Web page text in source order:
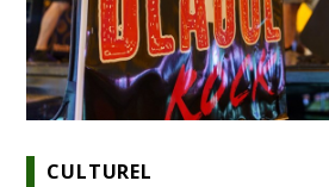
CULTUREL